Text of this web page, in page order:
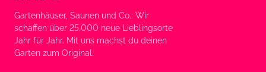
Gartenhäuser, Saunen und Co.: Wir
schaffen über 25.000 neue Lieblingsorte
Jahr für Jahr. Mit uns machst du deinen
Garten zum Original.